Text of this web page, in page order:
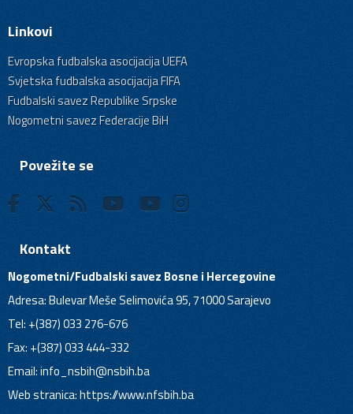
Linkovi
Evropska fudbalska asocijacija UEFA
Svjetska fudbalska asocijacija FIFA
Fudbalski savez Republike Srpske
Nogometni savez Federacije BiH
Povežite se
Kontakt
Nogometni/Fudbalski savez Bosne i Hercegovine
Adresa: Bulevar Meše Selimovića 95, 71000 Sarajevo
Tel: +(387) 033 276-676
Fax: +(387) 033 444-332
Email:info_nsbih@nsbih.ba
Web stranica: https://www.nfsbih.ba